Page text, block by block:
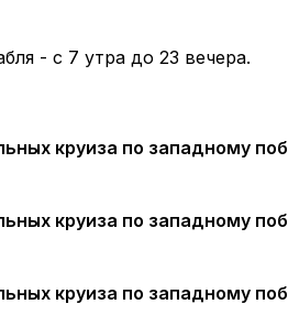
- с 7 утра до 23 вечера.